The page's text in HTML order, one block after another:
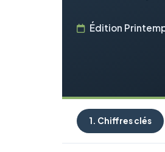
Édition
1. Chiffres clés